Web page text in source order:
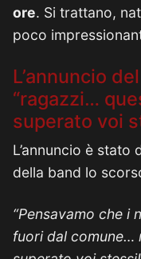
ore. Si trattano,
poco
L’annuncio
“ragazzi…
superato voi
L’annuncio è
della band lo
“Pensavamo che i
fuori dal comune…